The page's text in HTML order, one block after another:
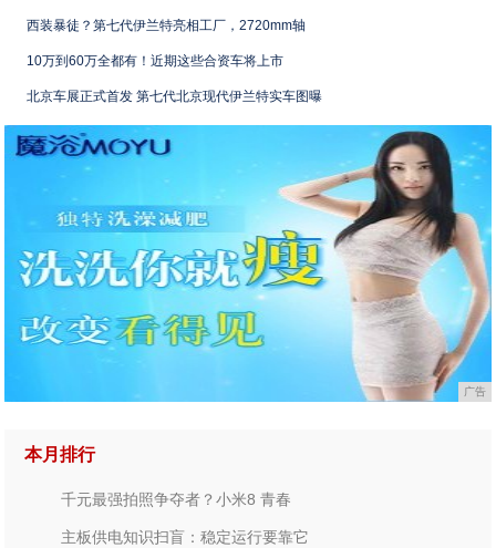
西装暴徒？第七代伊兰特亮相工厂，2720mm轴
10万到60万全都有！近期这些合资车将上市
北京车展正式首发 第七代北京现代伊兰特实车图曝
广告
本月排行
千元最强拍照争夺者？小米8 青春
主板供电知识扫盲：稳定运行要靠它